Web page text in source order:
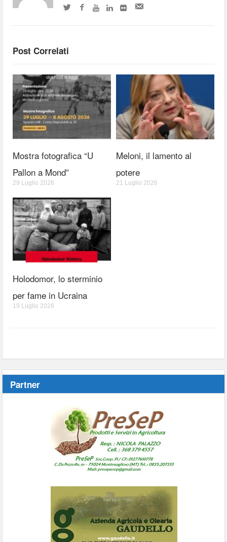
Post Correlati
Mostra fotografica “U
Pallon a Mond”
29 Luglio 2026
Meloni, il lamento al
potere
21 Luglio 2026
Holodomor, lo sterminio
per fame in Ucraina
19 Luglio 2026
Partner